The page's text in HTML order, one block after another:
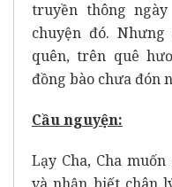
truyền thông
chuyện đó.
quên, trên quê
đồng bào chưa đón
Cầu nguyện:
Lạy Cha, Cha